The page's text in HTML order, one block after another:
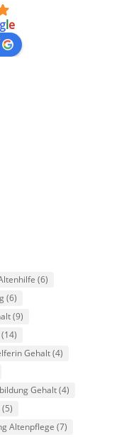
gle
(6)
(6)
(9)
Gehalt(4)
Gehalt(4)
(5)
Altenpflege (7)